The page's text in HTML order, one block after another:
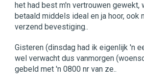
het had best m'n vertrouwen gewekt,
betaald middels ideal en ja hoor, ook
verzend bevestiging..
Gisteren (dinsdag had ik eigenlijk 'n
wel verwacht dus vanmorgen
gebeld met 'n 0800 nr van ze..